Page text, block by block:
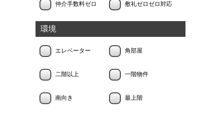
仲介手数料ゼロ 敷礼ゼロゼロ対応
環境
エレベーター 角部屋
二階以上 一階物件
南向き 最上階